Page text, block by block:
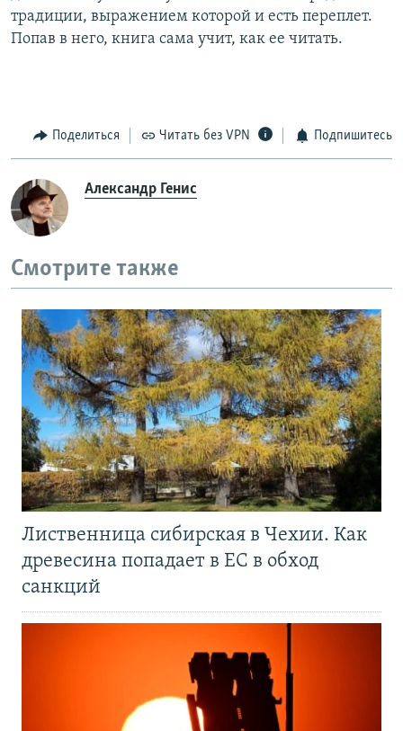
традиции, выражением которой и есть переплет.
Попав в него, книга сама учит, как ее читать.
Поделиться Читать без VPN Подпишитесь
Александр Генис
Смотрите также
Лиственница сибирская в Чехии. Как
древесина попадает в ЕС в обход
санкций